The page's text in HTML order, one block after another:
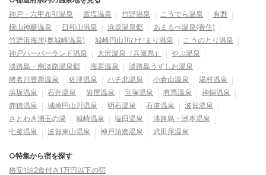
神戸・六甲布引温泉
置塩温泉 竹野温泉 こうでら温泉
有野
槇山神籬温泉
日和山温泉 浜坂温泉郷
あまるべ温泉(香住)
竹野浜海岸(奥城崎温泉)
城崎円山川ひだまり温泉
こうのとり温泉
神戸ハーバーランド温泉
大沢温泉（兵庫県）
やぶ温泉
淡路島・南淡路温泉郷
海若温泉
淡路島うずしお温泉
猪名川豊壽温泉
佐津温泉 ハチ北温泉 小倉山温泉
湯村温泉
浜坂温泉
石井温泉 岩屋温泉 宝塚温泉 有馬温泉
神鍋温泉
赤穂温泉
城崎円山川温泉 明石温泉 石道温泉
波賀温泉
さとわき湧玉の湯
城崎温泉 塩田温泉
淡路島・洲本温泉
七釜温泉
波賀東山温泉 神戸須磨温泉 武田尾温泉
○特集から宿を探す
格安1泊2食付き1万円以下の宿